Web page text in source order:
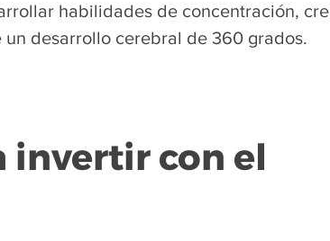
habilidades de concentración,
desarrollo cerebral de 360 grados.
invertir con el